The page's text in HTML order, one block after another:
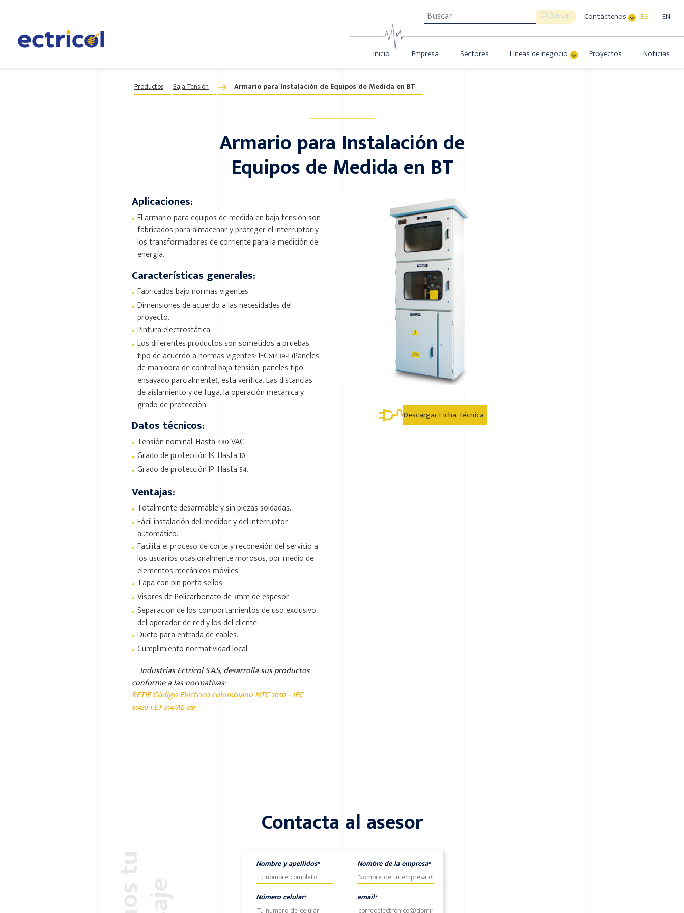
Buscar Contáctenos ES EN
Inicio Empresa Sectores Líneas de negocio Proyectos Noticias
Productos Baja Tensión Armario para Instalación de Equipos de Medida en BT
Armario para Instalación de
Equipos de Medida en BT
Aplicaciones:
• El armario para equipos de medida en baja tensión son
fabricados para almacenar y proteger el interruptor y
los transformadores de corriente para la medición de
energía.
Características generales:
• Fabricados bajo normas vigentes.
• Dimensiones de acuerdo a las necesidades del
proyecto.
• Pintura electrostática.
• Los diferentes productos son sometidos a pruebas
tipo de acuerdo a normas vigentes: IEC61439-1 (Paneles
de maniobra de control baja tensión, paneles tipo
ensayado parcialmente), esta verifica: Las distancias
de aislamiento y de fuga, la operación mecánica y
grado de protección.
Datos técnicos:
• Tensión nominal: Hasta 480 VAC.
• Grado de protección IK: Hasta 10.
• Grado de protección IP: Hasta 54.
Ventajas:
• Totalmente desarmable y sin piezas soldadas.
• Fácil instalación del medidor y del interruptor
automático.
• Facilita el proceso de corte y reconexión del servicio a
los usuarios ocasionalmente morosos, por medio de
elementos mecánicos móviles.
• Tapa con pin porta sellos.
• Visores de Policarbonato de 3mm de espesor
• Separación de los comportamientos de uso exclusivo
del operador de red y los del cliente.
• Ducto para entrada de cables.
• Cumplimiento normatividad local.
Industrias Ectricol S.A.S, desarrolla sus productos
conforme a las normativas:
RETIE Código Eléctrico colombiano NTC 2050 – IEC
61439-1 ET-914/AE-319
Descargar Ficha Técnica
Contacta al asesor
Nombre y apellidos*
Número celular*
Nombre de la empresa*
email*